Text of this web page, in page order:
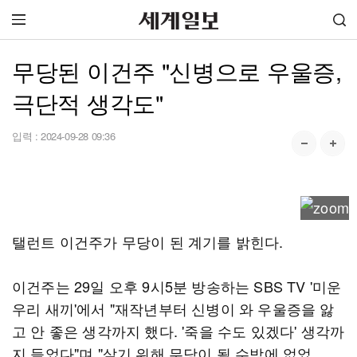
무당된 이건주 "신병으로 우울증,
극단적 생각도"
입력 : 2024-09-28 09:36
탤런트 이건주가 무당이 된 계기를 밝힌다.
이건주는 29일 오후 9시5분 방송하는 SBS TV '미운
우리 새끼'에서 "재작년부터 신병이 와 우울증을 앓
고 안 좋은 생각까지 했다. '죽을 수도 있겠다' 생각까